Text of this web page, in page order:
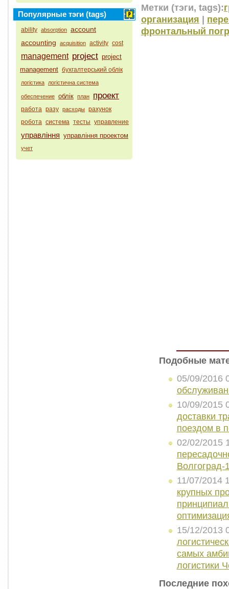
Популярные тэги (tags)
ability absorption account
accounting
acquisition activity cost
management project project
management бухгалтерський облік
логістика логістична система
обеспечение облік план проект
работа разу расходы рахунок
робота система тесты управление
управління управління проектом
учет
Метки (тэги, tags):
организация |
фронтальный
Подобные
05/09/2016
10/09/2015
доставки
поездом в
02/02/2015
Волгоград-
11/07/2014
крупных
15/12/2013
самых
логистики
Последние